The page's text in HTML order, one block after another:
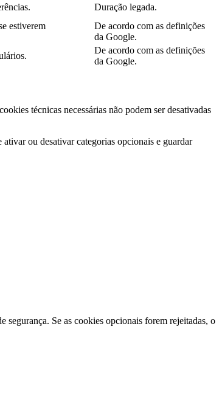
Duração legada.
estiverem
De acordo com as definições
da Google.
De acordo com as definições
da Google.
técnicas necessárias não podem ser desativadas
ou desativar categorias opcionais e guardar
segurança. Se as cookies opcionais forem rejeitadas, o